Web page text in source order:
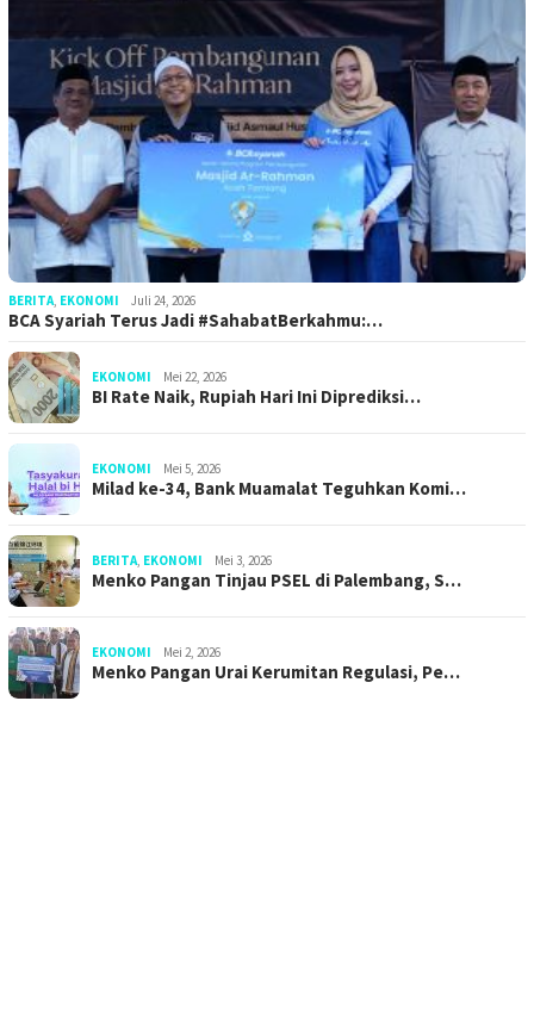
BERITA EKONOMI Juli 24, 2026
BCA Syariah Terus Jadi #SahabatBerkahmu:…
EKONOMI Mei 22, 2026
BI Rate Naik, Rupiah Hari Ini Diprediksi…
EKONOMI Mei 5, 2026
Milad ke-34, Bank Muamalat Teguhkan Komi…
BERITA EKONOMI Mei 3, 2026
Menko Pangan Tinjau PSEL di Palembang, S…
EKONOMI Mei 2, 2026
Menko Pangan Urai Kerumitan Regulasi, Pe…